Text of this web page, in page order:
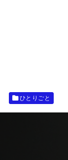
ひとりごと